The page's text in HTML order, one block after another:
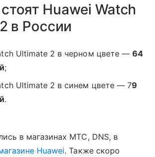
Huawei Watch
в России
Ultimate 2 в черном цвете —64
;
Ultimate 2 в синем цвете — 79
.
в магазинах МТС, DNS, в
Huawei. Также скоро